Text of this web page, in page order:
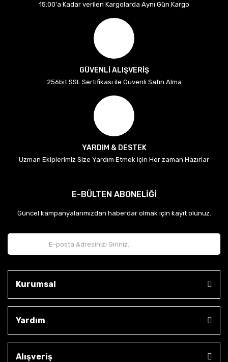
15:00'a Kadar verilen Kargolarda Aynı Gün Kargo
GÜVENLİ ALIŞVERİŞ
256bit SSL Sertifikası ile Güvenli Satın Alma
YARDIM & DESTEK
Uzman Ekiplerimiz Size Yardım Etmek için Her zaman Hazırlar
E-BÜLTEN ABONELİĞİ
Güncel kampanyalarımızdan haberdar olmak için kayıt olunuz.
Kurumsal
Yardım
Alışveriş